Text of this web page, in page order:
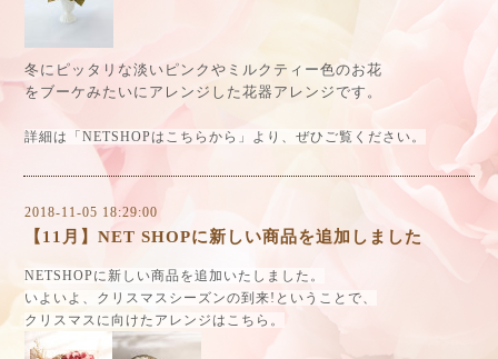
冬にピッタリな淡いピンクやミルクティー色のお花
をブーケみたいにアレンジした花器アレンジです。
詳細は「NETSHOPはこちらから」より、ぜひご覧ください。
2018-11-05 18:29:00
【11月】NET SHOPに新しい商品を追加しました
NETSHOPに新しい商品を追加いたしました。
いよいよ、クリスマスシーズンの到来!ということで、
クリスマスに向けたアレンジはこちら。